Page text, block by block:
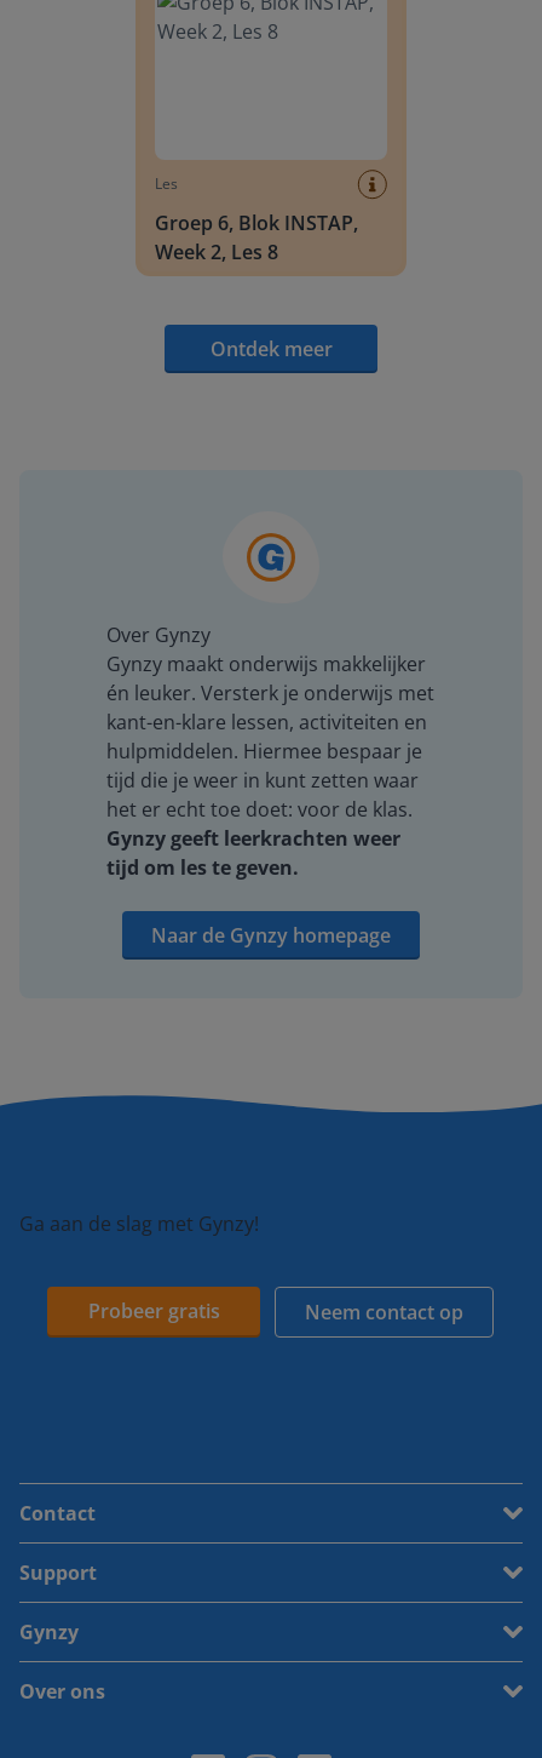
Les
Groep 6, Blok INSTAP,
Week 2, Les 8
Ontdek meer
Over Gynzy
Gynzy maakt onderwijs makkelijker
én leuker. Versterk je onderwijs met
kant-en-klare lessen, activiteiten en
hulpmiddelen. Hiermee bespaar je
tijd die je weer in kunt zetten waar
het er echt toe doet: voor de klas.
Gynzy geeft leerkrachten weer
tijd om les te geven.
Naar de Gynzy homepage
Ga aan de slag met Gynzy!
Probeer gratis Neem contact op
Contact
Support
Gynzy
Over ons